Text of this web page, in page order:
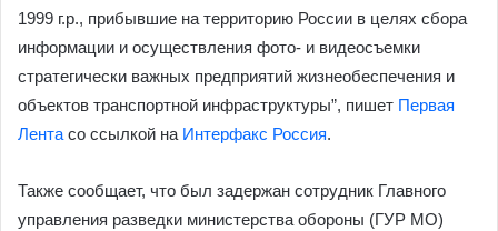
1999 г.р., прибывшие на территорию России в целях сбора
информации и осуществления фото- и видеосъемки
стратегически важных предприятий жизнеобеспечения и
объектов транспортной инфраструктуры”, пишет Первая
Лента со ссылкой на Интерфакс Россия.
Также сообщает, что был задержан сотрудник Главного
управления разведки министерства обороны (ГУР МО)